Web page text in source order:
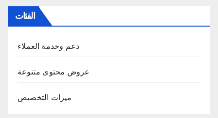
الفئات
دعم وخدمة العملاء
عروض محتوى متنوعة
ميزات التخصيص